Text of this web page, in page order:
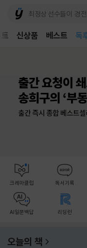
신상품 베스트
독
크레마클럽 독서기록
AI일문백답 리딩런
오늘의 책